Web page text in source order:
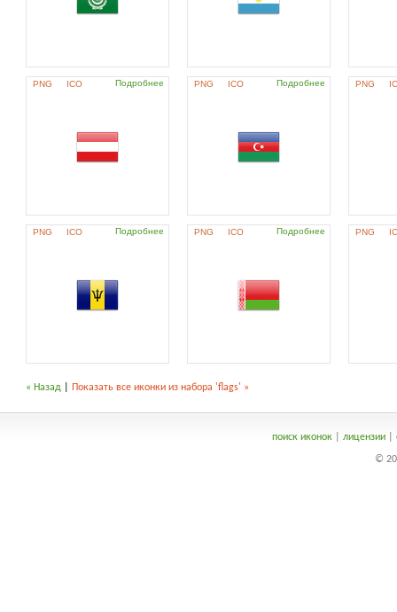
PNG ICO Подробнее PNG ICO Подробнее PNG
PNG ICO Подробнее PNG ICO Подробнее PNG
« Назад Показать все иконки из набора 'flags' »
поиск иконок| лицензии|
©